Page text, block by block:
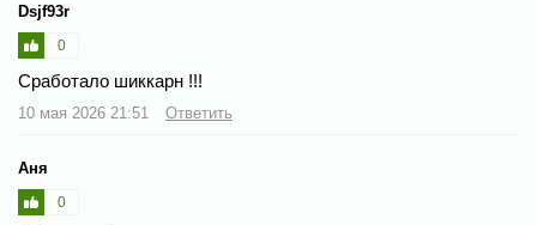
Dsjf93r
0
Сработало шиккарн !!!
10 мая 2026 21:51 Ответить
Аня
0